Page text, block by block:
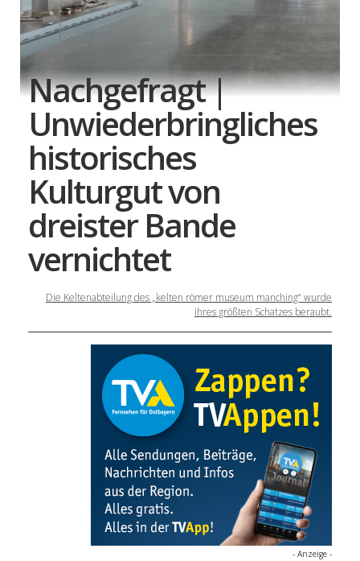
Nachgefragt |
Unwiederbringliches
historisches
Kulturgut von
dreister Bande
vernichtet
Die Keltenabteilung des „kelten römer museum manching“ wurde
ihres größten Schatzes beraubt.
- Anzeige -